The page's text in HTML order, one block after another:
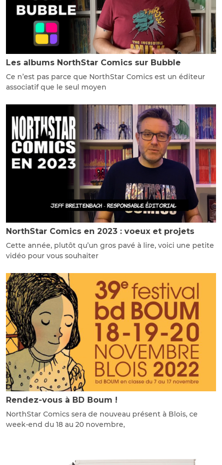
Les albums NorthStar Comics sur Bubble
Ce n’est pas parce que NorthStar Comics est un éditeur
associatif que le seul moyen
NorthStar Comics en 2023 : voeux et projets
Cette année, plutôt qu’un gros pavé à lire, voici une petite
vidéo pour vous souhaiter
Rendez-vous à BD Boum !
NorthStar Comics sera de nouveau présent à Blois, ce
week-end du 18 au 20 novembre,